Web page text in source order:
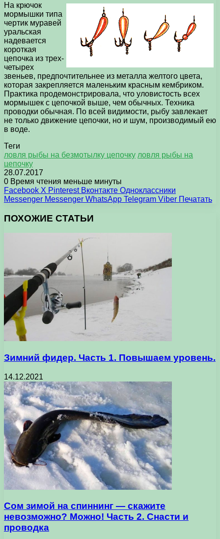
На крючок
мормышки типа
чертик муравей
уральская
надевается
короткая
цепочка из трех-
четырех
звеньев, предпочтительнее из металла желтого цвета,
которая закрепляется маленьким красным кембриком.
Практика продемонстрировала, что уловистость всех
мормышек с цепочкой выше, чем обычных. Техника
проводки обычная. По всей видимости, рыбу завлекает
не только движение цепочки, но и шум, производимый ею
в воде.
Теги
ловля рыбы на безмотылку цепочку ловля рыбы на
цепочку
28.07.2017
0 Время чтения меньше минуты
Facebook X Pinterest Вконтакте Одноклассники
Messenger Messenger WhatsApp Telegram Viber Печатать
ПОХОЖИЕ СТАТЬИ
Зимний фидер. Часть 1. Повышаем уровень.
14.12.2021
Сом зимой на спиннинг — скажите
невозможно? Можно! Часть 2. Снасти и
проводка